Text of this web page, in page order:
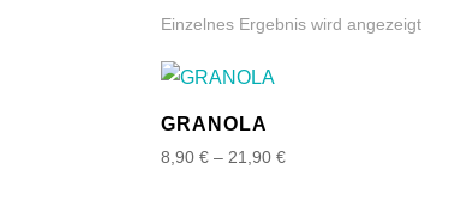
Einzelnes Ergebnis wird angezeigt
GRANOLA
8,90€ – 21,90€Preisspanne: